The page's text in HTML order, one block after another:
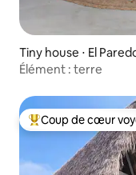
Tiny house ⋅ El
Élément : terre
Coups de cœur
Coup de cœur